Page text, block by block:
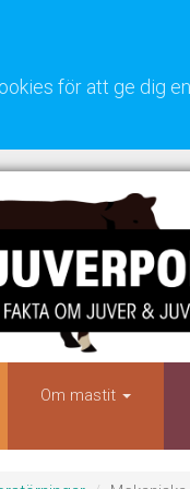
för att ge dig
Om mastit